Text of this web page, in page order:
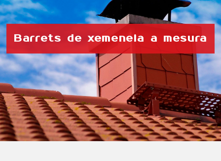
Barrets de xemeneia a mesura